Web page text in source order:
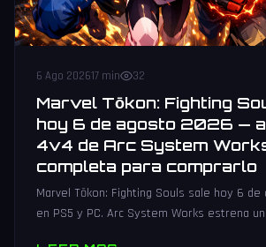
6 Ago 202617 min 32
Marvel Tōkon: Fighting
hoy 6 de agosto 2026 —
4v4 de Arc System
completa para comprarlo
Marvel Tōkon: Fighting Souls sale hoy 6
en PS5 y PC. Arc System Works estrena